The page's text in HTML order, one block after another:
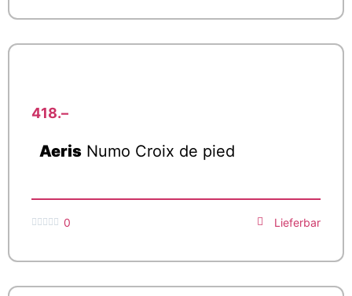
418.–
Aeris Numo Croix de pied
0
     Lieferbar